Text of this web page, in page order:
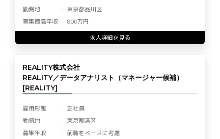
勤務地
東京都品川区
募集最高年収
800万円
求人詳細を見る
REALITY株式会社
REALITY／データアナリスト（マネージャー候補）
[REALITY]
雇用形態
正社員
勤務地
東京都港区
募集年収
前職をベースに考慮